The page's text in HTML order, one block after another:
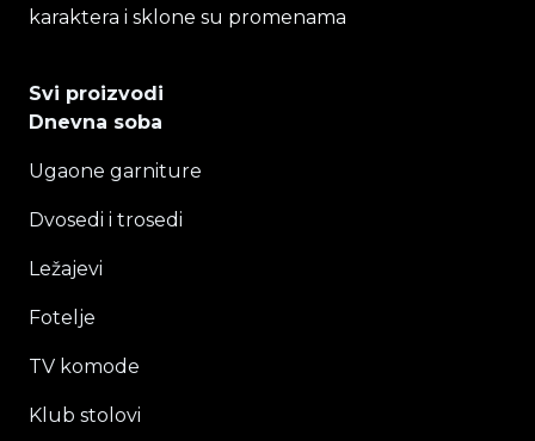
karaktera i sklone su promenama
Svi proizvodi
Dnevna soba
Ugaone garniture
Dvosedi i trosedi
Ležajevi
Fotelje
TV komode
Klub stolovi